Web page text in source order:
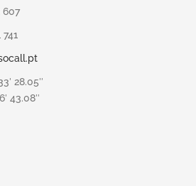
607
28.05″
43.08″